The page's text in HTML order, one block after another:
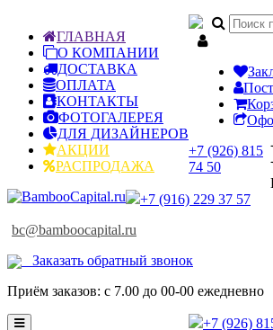
ГЛАВНАЯ
О КОМПАНИИ
ДОСТАВКА
ОПЛАТА
КОНТАКТЫ
ФОТОГАЛЕРЕЯ
ДЛЯ ДИЗАЙНЕРОВ
АКЦИИ
РАСПРОДАЖА

+7 (926) 815
74 50
+7 (916) 229 37 57
bc@bamboocapital.ru
Заказать обратный звонок
Приём заказов: с 7.00 до 00-00 ежедневно
Toggle
+7 (926)